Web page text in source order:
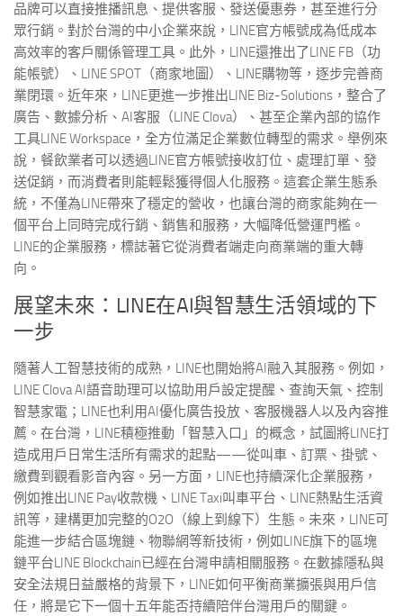
品牌可以直接推播訊息、提供客服、發送優惠券，甚至進行分
眾行銷。對於台灣的中小企業來說，LINE官方帳號成為低成本
高效率的客戶關係管理工具。此外，LINE還推出了LINE FB（功
能帳號）、LINE SPOT（商家地圖）、LINE購物等，逐步完善商
業閉環。近年來，LINE更進一步推出LINE Biz-Solutions，整合了
廣告、數據分析、AI客服（LINE Clova）、甚至企業內部的協作
工具LINE Workspace，全方位滿足企業數位轉型的需求。舉例來
說，餐飲業者可以透過LINE官方帳號接收訂位、處理訂單、發
送促銷，而消費者則能輕鬆獲得個人化服務。這套企業生態系
統，不僅為LINE帶來了穩定的營收，也讓台灣的商家能夠在一
個平台上同時完成行銷、銷售和服務，大幅降低營運門檻。
LINE的企業服務，標誌著它從消費者端走向商業端的重大轉
向。
展望未來：LINE在AI與智慧生活領域的下
一步
隨著人工智慧技術的成熟，LINE也開始將AI融入其服務。例如，
LINE Clova AI語音助理可以協助用戶設定提醒、查詢天氣、控制
智慧家電；LINE也利用AI優化廣告投放、客服機器人以及內容推
薦。在台灣，LINE積極推動「智慧入口」的概念，試圖將LINE打
造成用戶日常生活所有需求的起點——從叫車、訂票、掛號、
繳費到觀看影音內容。另一方面，LINE也持續深化企業服務，
例如推出LINE Pay收款機、LINE Taxi叫車平台、LINE熱點生活資
訊等，建構更加完整的O2O（線上到線下）生態。未來，LINE可
能進一步結合區塊鏈、物聯網等新技術，例如LINE旗下的區塊
鏈平台LINE Blockchain已經在台灣申請相關服務。在數據隱私與
安全法規日益嚴格的背景下，LINE如何平衡商業擴張與用戶信
任，將是它下一個十五年能否持續陪伴台灣用戶的關鍵。